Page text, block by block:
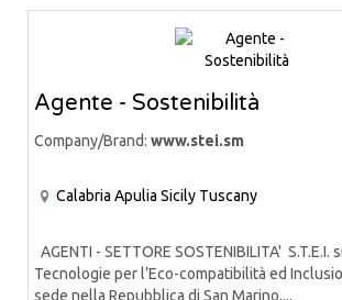
Agente - Sostenibilità
Company/Brand: www.stei.sm
Calabria Apulia Sicily Tuscany
AGENTI - SETTORE SOSTENIBILITA' S.T.E.I.
Tecnologie per l’Eco-compatibilità ed
sede nella Repubblica di San Marino,...